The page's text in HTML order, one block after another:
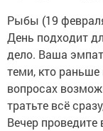
Рыбы (19
День подходит
дело. Ваша
теми, кто
вопросах
тратьте всё
Вечер проведите